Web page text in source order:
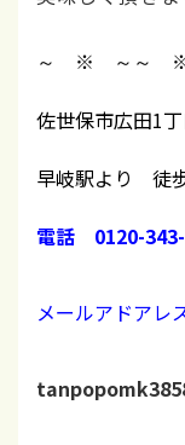
～ ※ ～ ～
佐世保市広田1
早岐駅より 徒
電話 0120-
メールアドアレ